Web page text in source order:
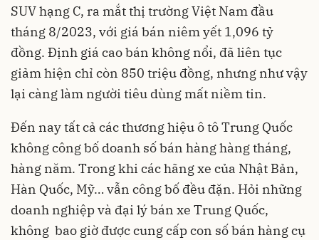
SUV hạng C, ra mắt thị trường Việt Nam đầu
tháng 8/2023, với giá bán niêm yết 1,096 tỷ
đồng. Định giá cao bán không nổi, đã liên tục
giảm hiện chỉ còn 850 triệu đồng, nhưng như vậy
lại càng làm người tiêu dùng mất niềm tin.
Đến nay tất cả các thương hiệu ô tô Trung Quốc
không công bố doanh số bán hàng hàng tháng,
hàng năm. Trong khi các hãng xe của Nhật Bản,
Hàn Quốc, Mỹ… vẫn công bố đều đặn. Hỏi những
doanh nghiệp và đại lý bán xe Trung Quốc,
không bao giờ được cung cấp con số bán hàng cụ